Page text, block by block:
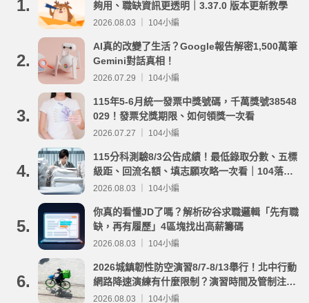
1.
夠用、職缺資訊更透明｜3.37.0 版本更新教學
2026.08.03 ｜ 104小編
2.
AI真的改變了生活？Google報告解密1,500萬筆
Gemini對話真相！
2026.07.29 ｜ 104小編
3.
115年5-6月統一發票中獎號碼，千萬獎號38548
029！發票兌獎期限、如何領獎一次看
2026.07.27 ｜ 104小編
4.
115分科測驗8/3公告成績！最低錄取分數、五標
級距、回流名額、填志願攻略一次看｜104落點
分析
2026.08.03 ｜ 104小編
5.
你真的看懂JD了嗎？解析矽谷求職邏輯「先有職
缺，再有履歷」4區塊找出高薪籌碼
2026.08.03 ｜ 104小編
6.
2026城鎮韌性防空演習8/7-8/13舉行！北中行動
網路降速演練有什麼限制？演習時間及管制注意
事項整理
2026.08.03 ｜ 104小編